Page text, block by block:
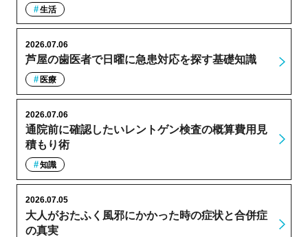
生活
芦屋の歯医者で日曜に急患対応を探す基礎知識
2026.07.06
医療
通院前に確認したいレントゲン検査の概算費用見
積もり術
2026.07.06
知識
大人がおたふく風邪にかかった時の症状と合併症
の真実
2026.07.05